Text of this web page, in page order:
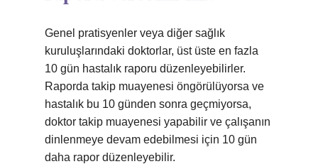
Genel pratisyenler veya diğer sağlık
kuruluşlarındaki doktorlar, üst üste en fazla
10 gün hastalık raporu düzenleyebilirler.
Raporda takip muayenesi öngörülüyorsa ve
hastalık bu 10 günden sonra geçmiyorsa,
doktor takip muayenesi yapabilir ve çalışanın
dinlenmeye devam edebilmesi için 10 gün
daha rapor düzenleyebilir.